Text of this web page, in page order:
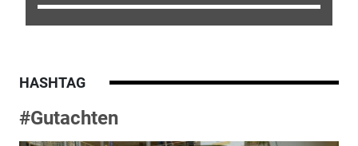
HASHTAG
#Gutachten